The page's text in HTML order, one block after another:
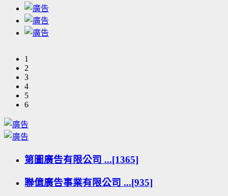
1
2
3
4
5
6
第圖廣告有限公司 ...[1365]
聯億廣告事業有限公司 ...[935]